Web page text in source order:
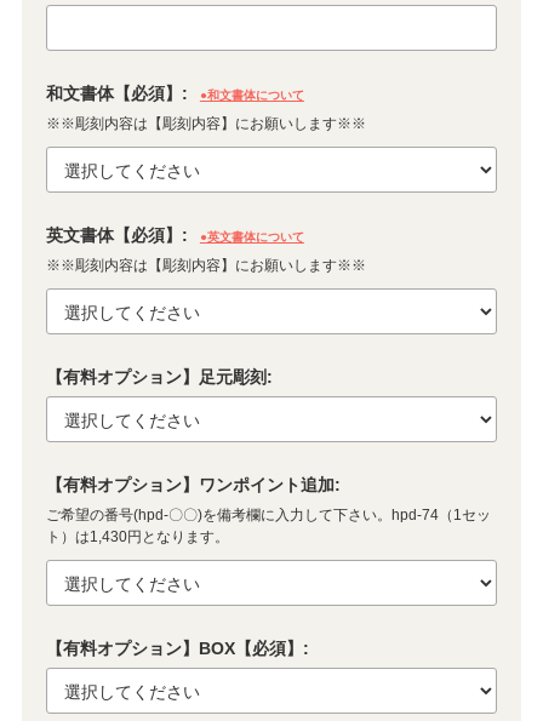
和文書体【必須】: ●和文書体について
※※彫刻内容は【彫刻内容】にお願いします※※
英文書体【必須】: ●英文書体について
※※彫刻内容は【彫刻内容】にお願いします※※
【有料オプション】足元彫刻:
【有料オプション】ワンポイント追加:
ご希望の番号(hpd-〇〇)を備考欄に入力して下さい。hpd-74（1セッ
ト）は1,430円となります。
【有料オプション】BOX【必須】: